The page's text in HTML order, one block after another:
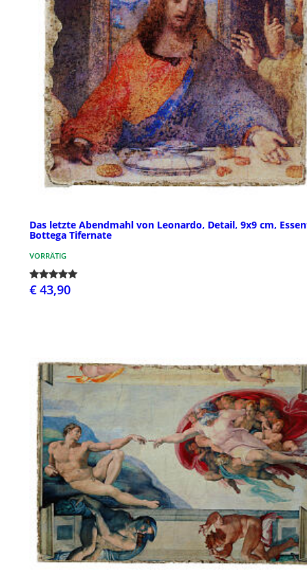
Das letzte Abendmahl von Leonardo, Detail, 9x9 cm,
Bottega Tifernate
VORRÄTIG
€ 43,90